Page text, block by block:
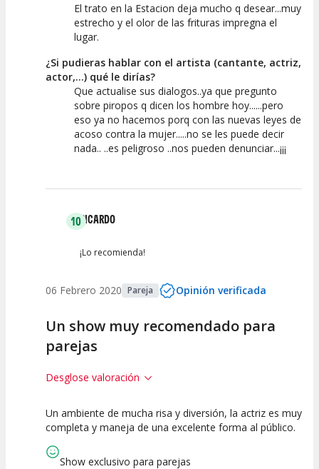
El trato en la Estacion deja mucho q desear...muy
estrecho y el olor de las frituras impregna el
lugar.
¿Si pudieras hablar con el artista (cantante, actriz,
actor,...) qué le dirías?
Que actualise sus dialogos..ya que pregunto
sobre piropos q dicen los hombre hoy......pero
eso ya no hacemos porq con las nuevas leyes de
acoso contra la mujer.....no se les puede decir
nada.. ..es peligroso ..nos pueden denunciar...¡¡¡
10RICARDO
¡Lo recomienda!
06 Febrero 2020 Pareja Opinión verificada
Un show muy recomendado para
parejas
Desglose valoración
10
Espectáculo
10 10
Un ambiente de mucha risa y diversión, la actriz es muy
completa y maneja de una excelente forma al público.
Show exclusivo para parejas